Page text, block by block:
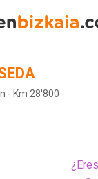
- Km 28'800